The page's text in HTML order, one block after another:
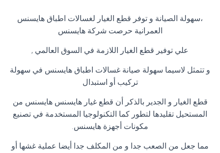
،سهولة الصيانة و توفر قطع الغيار لغسالات اطباق هايسنس
العمرانية حرصت شركة هايسنس
علي توفير قطع الغيار اللازمة في السوق العالمي ,
و تتمثل لاسيما سهولة صيانة غسالات اطباق هايسنس في سهولة
تركيب أو استبدال
قطع الغيار و الجدير بالذكر أن قطع غيار هايسنس هايسنس من
المستحيل تقليدها لتطور كما التكنولوجيا المستخدمة في تصنيع
مكونات أجهزة هايسنس.
مما جعل من الصعب جدا و من المكلف جدا أيضا عملية غشها أو